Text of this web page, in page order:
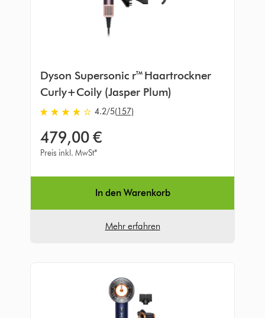
Dyson Supersonic r™ Haartrockner
Curly+Coily (Jasper Plum)
4.2
von
5
Sternen
157
4.2/5(157)
479,00 €
Preis inkl. MwSt*
In den Warenkorb
Mehr erfahren